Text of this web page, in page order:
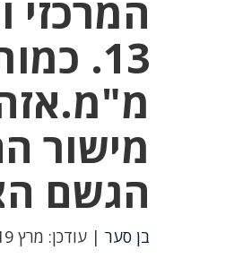
הגשם הצפויה
בן סער | עודכן: מרץ 19, 2024